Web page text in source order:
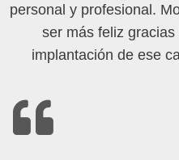
personal y profesional.
ser más feliz
implantación de ese